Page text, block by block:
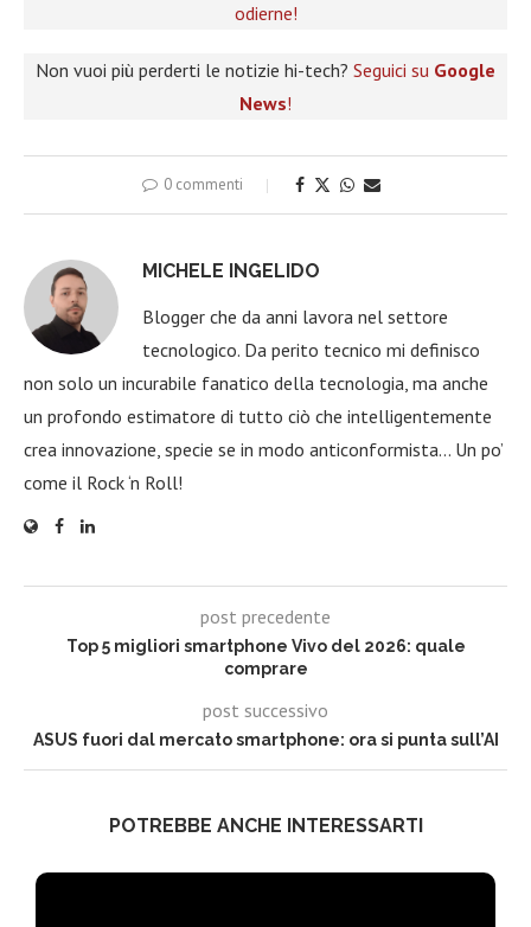
odierne!
Non vuoi più perderti le notizie hi-tech? Seguici su Google
News!
0 commenti
MICHELE INGELIDO
Blogger che da anni lavora nel settore
tecnologico. Da perito tecnico mi definisco
non solo un incurabile fanatico della tecnologia, ma anche
un profondo estimatore di tutto ciò che intelligentemente
crea innovazione, specie se in modo anticonformista… Un po’
come il Rock ‘n Roll!
post precedente
Top 5 migliori smartphone Vivo del 2026: quale
comprare
post successivo
ASUS fuori dal mercato smartphone: ora si punta sull’AI
POTREBBE ANCHE INTERESSARTI